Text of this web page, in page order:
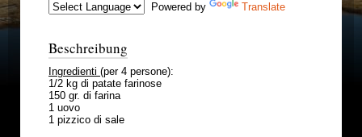
Powered by Translate
Beschreibung
Ingredienti (per 4 persone):
1/2 kg di patate farinose
150 gr. di farina
1 uovo
1 pizzico di sale